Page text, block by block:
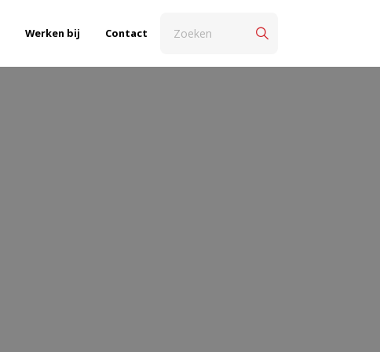
Werken bij Contact